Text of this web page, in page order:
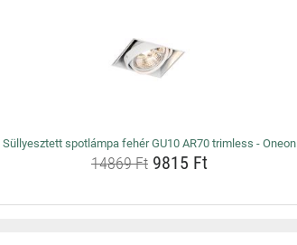
Süllyesztett spotlámpa fehér GU10 AR70 trimless - Oneon
14869 Ft9815 Ft